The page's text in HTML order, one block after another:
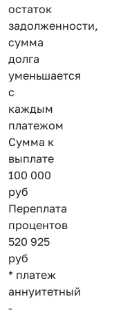
остаток
задолженности,
сумма
долга
уменьшается
с
каждым
платежом
Сумма к
выплате
100 000
руб
Переплата
процентов
520 925
руб
* платеж
аннуитетный
-